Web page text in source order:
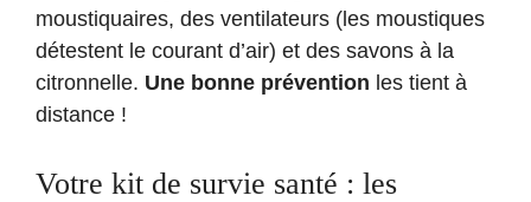
moustiquaires, des ventilateurs (les moustiques
détestent le courant d’air) et des savons à la
citronnelle. Une bonne prévention les tient à
distance !
Votre kit de survie santé : les